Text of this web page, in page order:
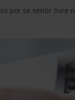
por se sentir